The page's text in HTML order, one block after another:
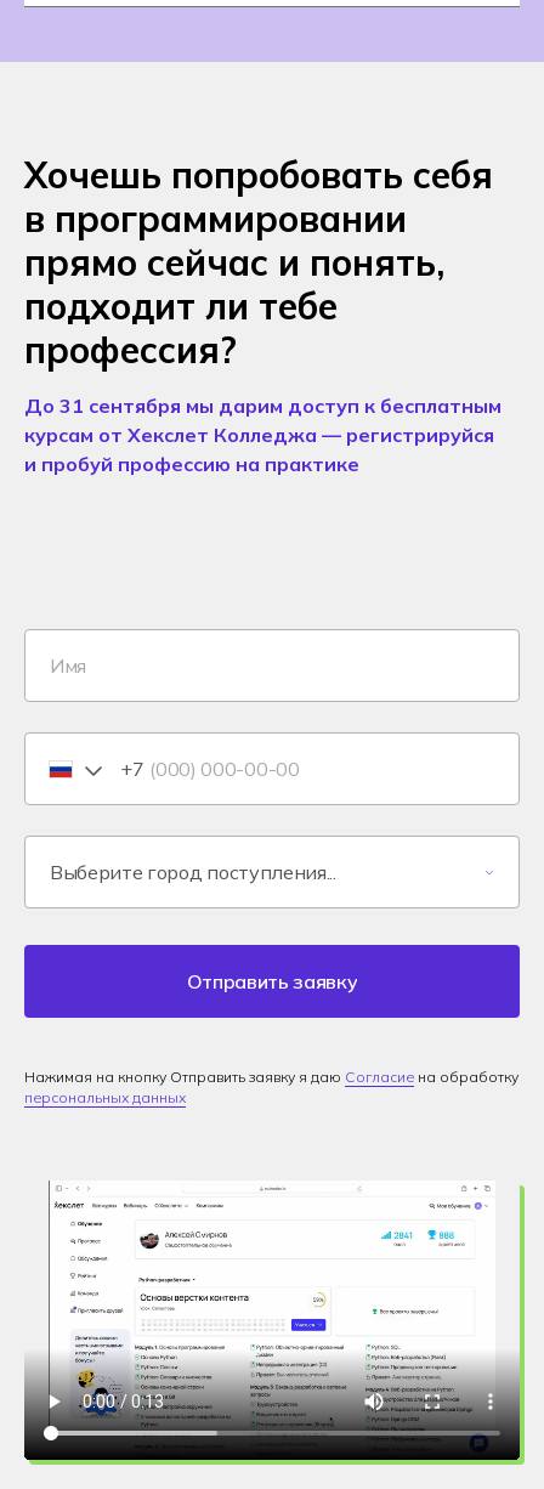
Хочешь попробовать себя
в программировании
прямо сейчас и понять,
подходит ли тебе
профессия?
До 31 сентября мы дарим доступ к бесплатным
курсам от Хекслет Колледжа — регистрируйся
и пробуй профессию на практике
+7
Отправить заявку
Нажимая на кнопку Отправить заявку я даю Согласие на обработку
персональных данных